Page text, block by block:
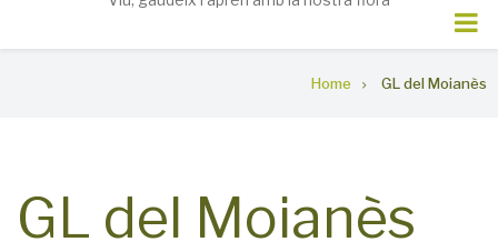
Home GL del Moianès
GL del Moianès